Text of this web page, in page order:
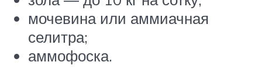
мочевина или аммиачная
селитра;
аммофоска.